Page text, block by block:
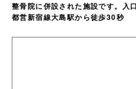
整骨院に併設された施設です。入
都営新宿線大島駅から徒歩30秒